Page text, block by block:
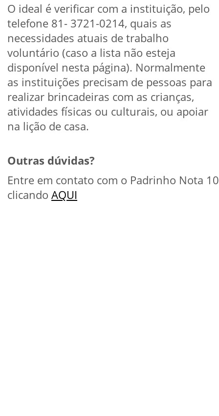
O ideal é verificar com a instituição, pelo
telefone 81- 3721-0214, quais as
necessidades atuais de trabalho
voluntário (caso a lista não esteja
disponível nesta página). Normalmente
as instituições precisam de pessoas para
realizar brincadeiras com as crianças,
atividades físicas ou culturais, ou apoiar
na lição de casa.
Outras dúvidas?
Entre em contato com o Padrinho Nota 10
clicando AQUI